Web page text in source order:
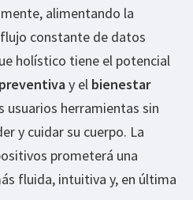
alimentando la
constante de datos
holístico tiene el potencial
y el bienestar
usuarios herramientas sin
y cuidar su cuerpo. La
prometerá una
fluida, intuitiva y, en última